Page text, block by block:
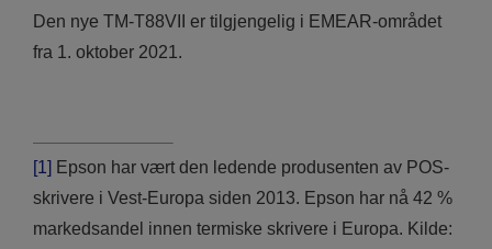
Den nye TM-T88VII er tilgjengelig i EMEAR-området
fra 1. oktober 2021.
[1]
Epson har vært den ledende produsenten av POS-
skrivere i Vest-Europa siden 2013. Epson har nå 42 %
markedsandel innen termiske skrivere i Europa. Kilde: